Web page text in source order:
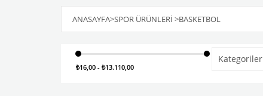
ANASAYFA>SPOR ÜRÜNLERI >BASKETBOL
₺16,00 - ₺13.110,00
Kategoriler